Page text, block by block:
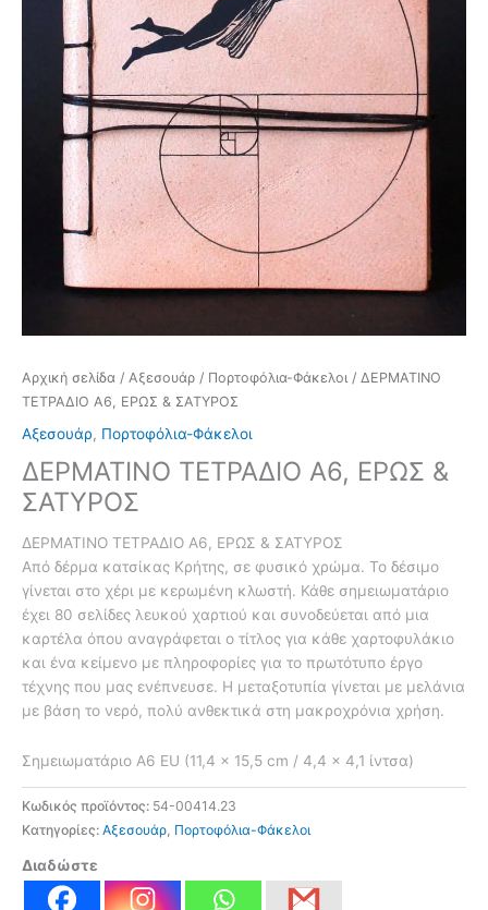
Αρχική σελίδα / Αξεσουάρ / Πορτοφόλια-Φάκελοι / ΔΕΡΜΑΤΙΝΟ
ΤΕΤΡΑΔΙΟ Α6, ΕΡΩΣ & ΣΑΤΥΡΟΣ
Αξεσουάρ, Πορτοφόλια-Φάκελοι
ΔΕΡΜΑΤΙΝΟ ΤΕΤΡΑΔΙΟ Α6, ΕΡΩΣ &
ΣΑΤΥΡΟΣ
ΔΕΡΜΑΤΙΝΟ ΤΕΤΡΑΔΙΟ Α6, ΕΡΩΣ & ΣΑΤΥΡΟΣ
Από δέρμα κατσίκας Κρήτης, σε φυσικό χρώμα. Το δέσιμο
γίνεται στο χέρι με κερωμένη κλωστή. Κάθε σημειωματάριο
έχει 80 σελίδες λευκού χαρτιού και συνοδεύεται από μια
καρτέλα όπου αναγράφεται ο τίτλος για κάθε χαρτοφυλάκιο
και ένα κείμενο με πληροφορίες για το πρωτότυπο έργο
τέχνης που μας ενέπνευσε. Η μεταξοτυπία γίνεται με μελάνια
με βάση το νερό, πολύ ανθεκτικά στη μακροχρόνια χρήση.
Σημειωματάριο A6 EU (11,4 x 15,5 cm / 4,4 x 4,1 ίντσα)
Κωδικός προϊόντος: 54-00414.23
Κατηγορίες: Αξεσουάρ, Πορτοφόλια-Φάκελοι
Διαδώστε